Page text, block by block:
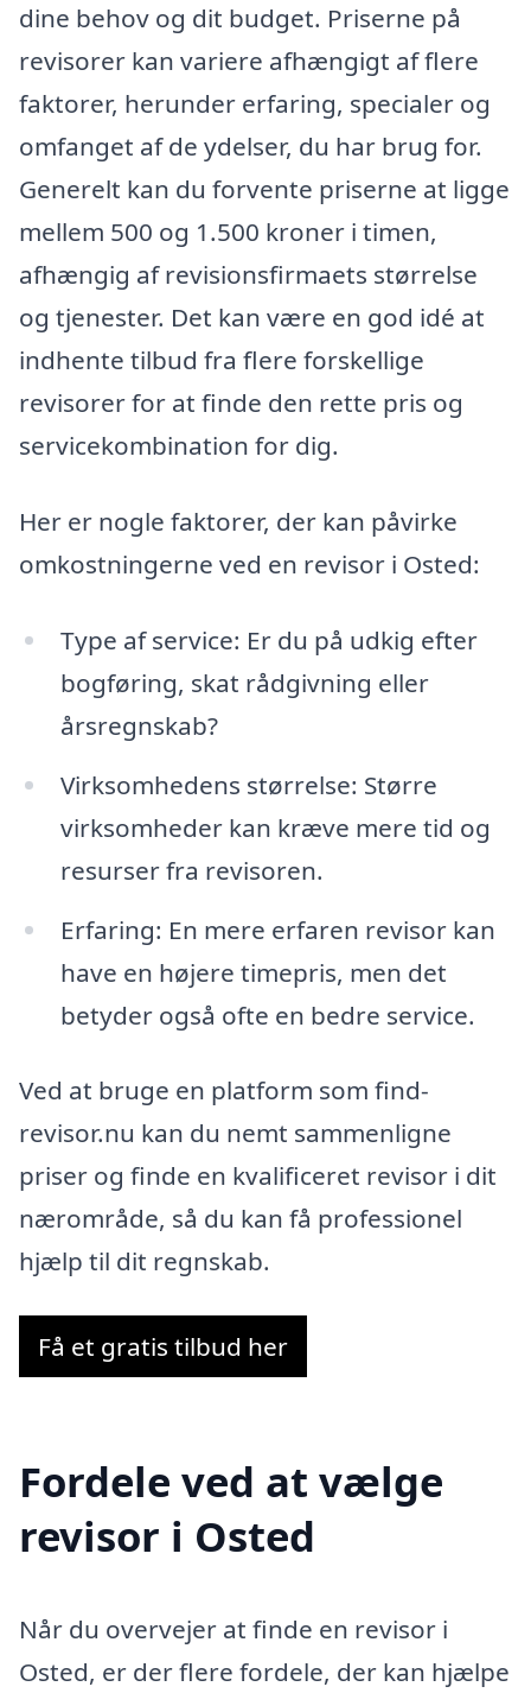
dine behov og dit budget. Priserne på
revisorer kan variere afhængigt af flere
faktorer, herunder erfaring, specialer og
omfanget af de ydelser, du har brug for.
Generelt kan du forvente priserne at ligge
mellem 500 og 1.500 kroner i timen,
afhængig af revisionsfirmaets størrelse
og tjenester. Det kan være en god idé at
indhente tilbud fra flere forskellige
revisorer for at finde den rette pris og
servicekombination for dig.
Her er nogle faktorer, der kan påvirke
omkostningerne ved en revisor i Osted:
Type af service: Er du på udkig efter
bogføring, skat rådgivning eller
årsregnskab?
Virksomhedens størrelse: Større
virksomheder kan kræve mere tid og
resurser fra revisoren.
Erfaring: En mere erfaren revisor kan
have en højere timepris, men det
betyder også ofte en bedre service.
Ved at bruge en platform som find-
revisor.nu kan du nemt sammenligne
priser og finde en kvalificeret revisor i dit
nærområde, så du kan få professionel
hjælp til dit regnskab.
Få et gratis tilbud her
Fordele ved at vælge
revisor i Osted
Når du overvejer at finde en revisor i
Osted, er der flere fordele, der kan hjælpe